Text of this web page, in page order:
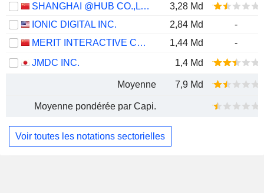
SHANGHAI @HUB CO.,LTD.
3,28 Md
IONIC DIGITAL INC.
2,84 Md
-
MERIT INTERACTIVE CO.,LTD.
1,44 Md
-
JMDC INC.
1,4 Md
Moyenne 7,9 Md
Moyenne pondérée par Capi.
Voir toutes les notations sectorielles